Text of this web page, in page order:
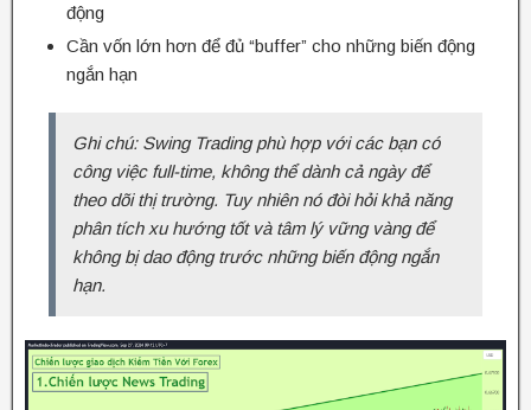
động
Cần vốn lớn hơn để đủ “buffer” cho những biến động
ngắn hạn
Ghi chú: Swing Trading phù hợp với các bạn có
công việc full-time, không thể dành cả ngày để
theo dõi thị trường. Tuy nhiên nó đòi hỏi khả năng
phân tích xu hướng tốt và tâm lý vững vàng để
không bị dao động trước những biến động ngắn
hạn.